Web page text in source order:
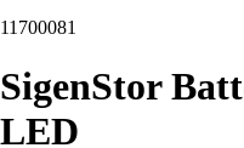
11700081
SigenStor
LED